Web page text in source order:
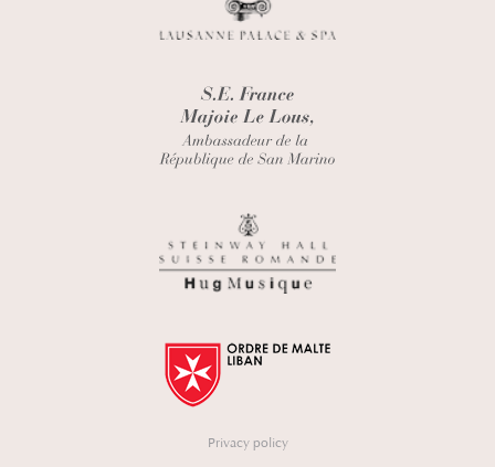
Privacy policy